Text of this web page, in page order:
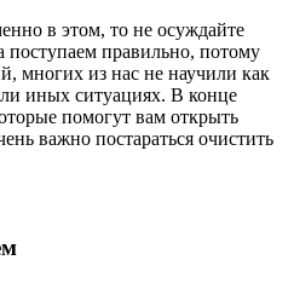
в этом, то не осуждайте
поступаем правильно, потому
многих из нас не научили как
иных ситуациях. В конце
помогут вам открыть
важно постараться очистить